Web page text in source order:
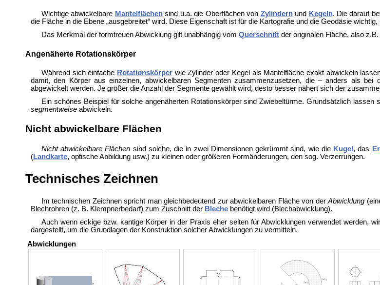
Wichtige abwickelbare Mantelflächensind u.a. die Oberflächen von Zylindernund Kegeln. Die darauf
die Fläche in die Ebene „ausgebreitet“ wird. Diese Eigenschaft ist für die Kartografie und die Geodäsie wichtig,
Das Merkmal der formtreuen Abwicklung gilt unabhängig vom Querschnittder originalen Fläche, also z.B.
Angenäherte Rotationskörper
Während sich einfache Rotationskörper wie Zylinder oder Kegel als Mantelfläche exakt abwickeln
damit, den Körper aus einzelnen, abwickelbaren Segmenten zusammenzusetzen, die – anders als bei
abgewickelt werden. Je größer die Anzahl der Segmente gewählt wird, desto besser nähert sich der
Ein schönes Beispiel für solche angenäherten Rotationskörper sind Zwiebeltürme. Grundsätzlich
segmentweiseabwickeln.
Nicht abwickelbare Flächen
Nicht abwickelbare Flächen sind solche, die in zwei Dimensionen gekrümmt sind, wie die Kugel , das
(Landkarte, optische Abbildung usw.) zu kleinen oder größeren Formänderungen, den sog. Verzerrungen.
Technisches Zeichnen
Imtechnischen Zeichnen spricht man gleichbedeutend zur abwickelbaren Fläche von derAbwicklung
Blechrohren (z. B. Klempnerbedarf) zum Zuschnitt der Blechebenötigt wird (Blechabwicklung).
Auch wenn eckige bzw. kantige Körper in der Praxis eher selten für Abwicklungen verwendet werden,
dargestellt, um die Grundlagen der Konstruktion solcher Abwicklungen zu vermitteln.
Abwicklungen